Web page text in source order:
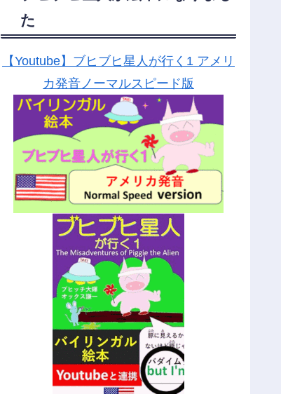
た
【Youtube】ブヒブヒ星人が行く1 アメリ
カ発音ノーマルスピード版